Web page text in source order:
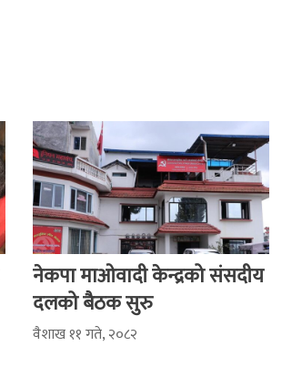
नेकपा माओवादी केन्द्रको संसदीय
दलको बैठक सुरु
वैशाख ११ गते, २०८२